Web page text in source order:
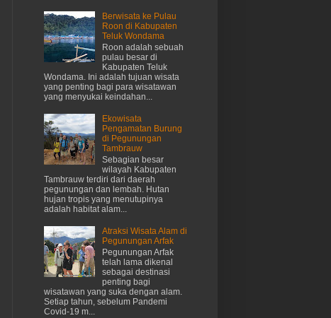
Berwisata ke Pulau
Roon di Kabupaten
Teluk Wondama
Roon adalah sebuah
pulau besar di
Kabupaten Teluk
Wondama. Ini adalah tujuan wisata
yang penting bagi para wisatawan
yang menyukai keindahan...
Ekowisata
Pengamatan Burung
di Pegunungan
Tambrauw
Sebagian besar
wilayah Kabupaten
Tambrauw terdiri dari daerah
pegunungan dan lembah. Hutan
hujan tropis yang menutupinya
adalah habitat alam...
Atraksi Wisata Alam di
Pegunungan Arfak
Pegunungan Arfak
telah lama dikenal
sebagai destinasi
penting bagi
wisatawan yang suka dengan alam.
Setiap tahun, sebelum Pandemi
Covid-19 m...